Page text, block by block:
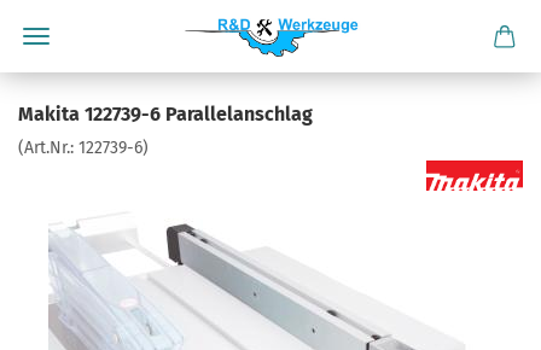
Makita 122739-6 Parallelanschlag
(Art.Nr.: 122739-6)